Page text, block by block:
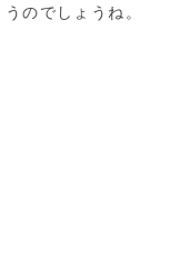
のでしょうね。